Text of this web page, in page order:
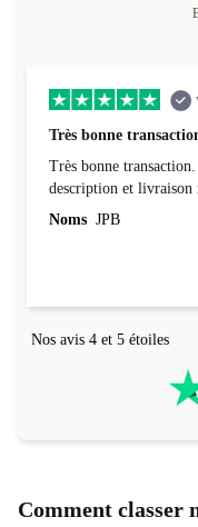
Très bonne
Très bonne
description et livraison
Noms JPB
Nos avis 4 et 5 étoiles
Comment classer